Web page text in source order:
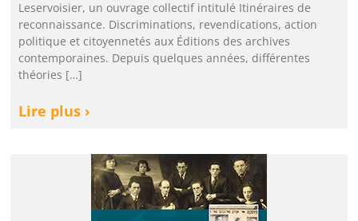
Leservoisier, un ouvrage collectif intitulé Itinéraires de
reconnaissance. Discriminations, revendications, action
politique et citoyennetés aux Éditions des archives
contemporaines. Depuis quelques années, différentes
théories […]
Lire plus ›